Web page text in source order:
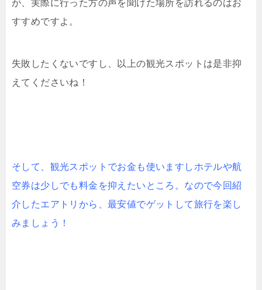
が、実際に行った方の声を聞けた場所を訪れるのはお
すすめですよ。
失敗したくないですし、以上の観光スポットは是非抑
えてくださいね！
そして、観光スポットでお金も使いますしホテルや航
空券は少しでも料金を抑えたいところ。なので今回紹
介したエアトリから、最安値でゲットして旅行を楽し
みましょう！